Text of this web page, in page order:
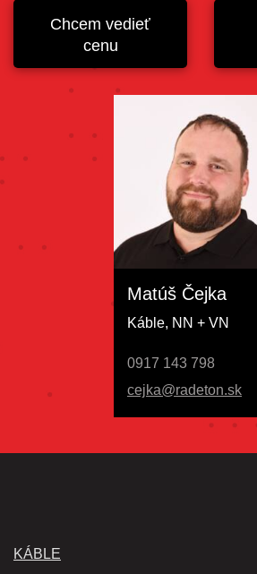
Chcem vedieť
cenu
Matúš Čejka
Káble, NN + VN
0917 143 798
cejka@radeton.sk
KÁBLE